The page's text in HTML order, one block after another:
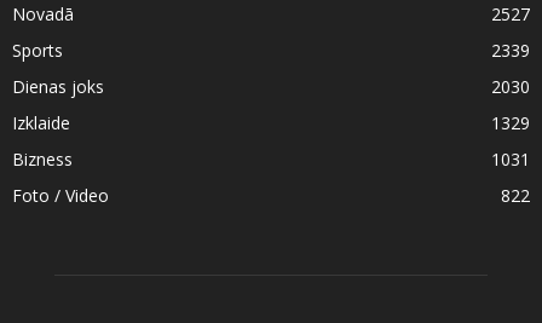
Novadā
2527
Sports
2339
Dienas joks
2030
Izklaide
1329
Bizness
1031
Foto / Video
822